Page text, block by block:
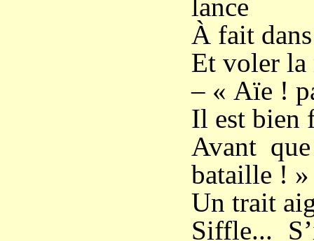
lance
À fait
Et voler la
– « Aïe !
Il est bien
Avant
bataille ! »
Un trait
Siffle...